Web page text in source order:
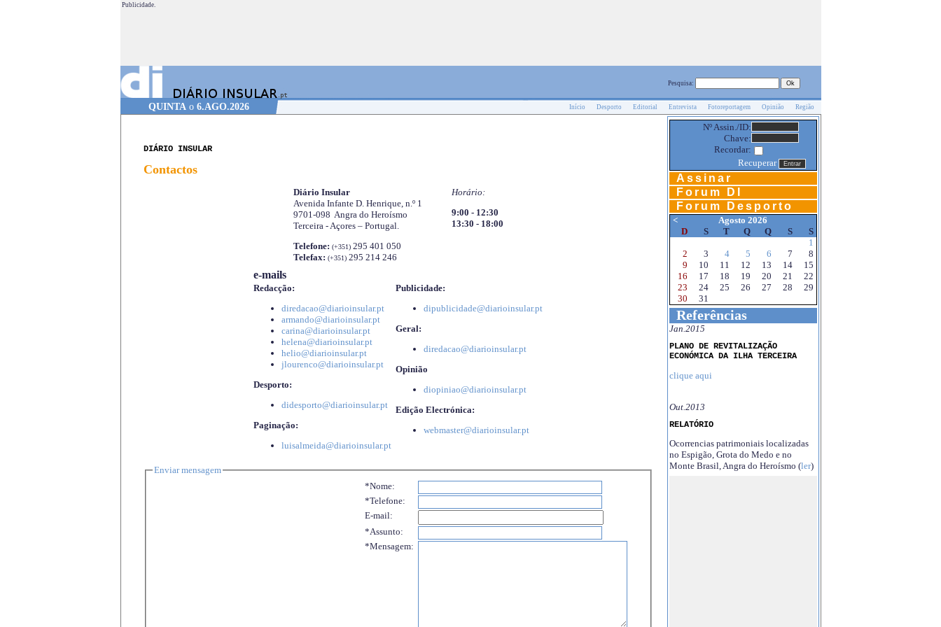
Publicidade.
Pesquisa:
QUINTA o 6.AGO.2026 Início Desporto Editorial Entrevista Fotoreportagem Opinião Região
DIÁRIO INSULAR
Contactos
Diário Insular
Avenida Infante D. Henrique, n.º 1
9701-098 Angra do Heroísmo
Terceira - Açores – Portugal.
Telefone: (+351)295 401 050
Telefax: (+351)295 214 246
Horário:
9:00 - 12:30
13:30 - 18:00
e-mails
Redacção:
diredacao@diarioinsular.pt
armando@diarioinsular.pt
carina@diarioinsular.pt
helena@diarioinsular.pt
helio@diarioinsular.pt
jlourenco@diarioinsular.pt
Desporto:
didesporto@diarioinsular.pt
Paginação:
luisalmeida@diarioinsular.pt
Publicidade:
dipublicidade@diarioinsular.pt
Geral:
diredacao@diarioinsular.pt
Opinião
diopiniao@diarioinsular.pt
Edição Electrónica:
webmaster@diarioinsular.pt
Enviar mensagem
*Nome:
*Telefone:
E-mail:
*Assunto:
*Mensagem:
Nº Assin./ID:
Chave:
Recordar:
Recuperar
Assinar
Forum DI
Forum Desporto
<
Agosto 2026
D
S T Q Q S
S
1
2
3 4 5 6 7
8
9
10 11 12 13 14
15
16
17 18 19 20 21
22
23
24 25 26 27 28
29
30
31
Referências
Jan.2015
PLANO DE REVITALIZAÇÃO
ECONÓMICA DA ILHA TERCEIRA
clique aqui
Out.2013
RELATÓRIO
Ocorrencias patrimoniais localizadas
no Espigão, Grota do Medo e no
Monte Brasil, Angra do Heroísmo (ler)